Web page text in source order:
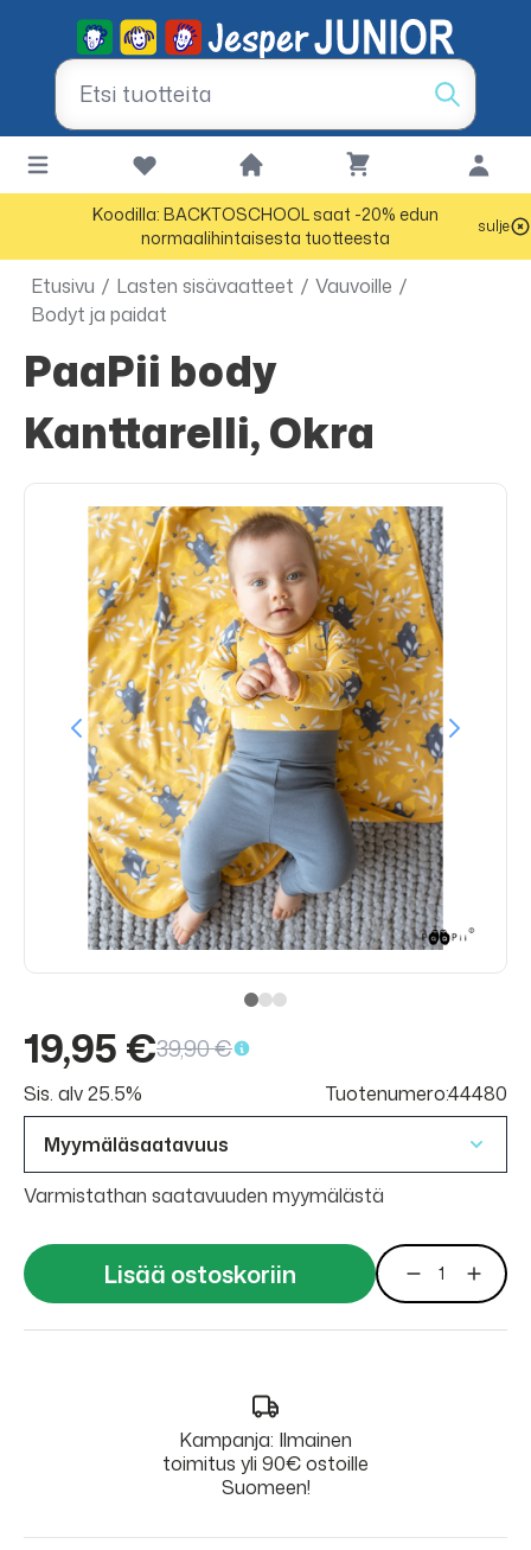
Koodilla: BACKTOSCHOOL saat -20% edun
normaalihintaisesta tuotteesta
sulje
Etusivu / Lasten sisävaatteet / Vauvoille /
Bodyt ja paidat
PaaPii body
Kanttarelli, Okra
19,95 €39,90 €
Sis. alv 25.5%
Tuotenumero:44480
Myymäläsaatavuus
Varmistathan saatavuuden myymälästä
Lisää ostoskoriin
Kampanja: Ilmainen
toimitus yli 90€ ostoille
Suomeen!